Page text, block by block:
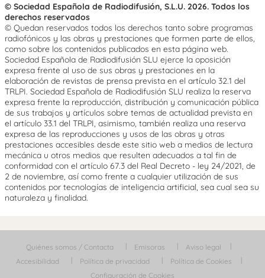
© Sociedad Española de Radiodifusión, S.L.U. 2026. Todos los
derechos reservados
© Quedan reservados todos los derechos tanto sobre programas
radiofónicos y las obras y prestaciones que formen parte de ellos,
como sobre los contenidos publicados en esta página web.
Sociedad Española de Radiodifusión SLU ejerce la oposición
expresa frente al uso de sus obras y prestaciones en la
elaboración de revistas de prensa prevista en el artículo 32.1 del
TRLPI. Sociedad Española de Radiodifusión SLU realiza la reserva
expresa frente la reproducción, distribución y comunicación pública
de sus trabajos y artículos sobre temas de actualidad prevista en
el artículo 33.1 del TRLPI, asimismo, también realiza una reserva
expresa de las reproducciones y usos de las obras y otras
prestaciones accesibles desde este sitio web a medios de lectura
mecánica u otros medios que resulten adecuados a tal fin de
conformidad con el artículo 67.3 del Real Decreto - ley 24/2021, de
2 de noviembre, así como frente a cualquier utilización de sus
contenidos por tecnologías de inteligencia artificial, sea cual sea su
naturaleza y finalidad.
Quiénes somos / Contacta Emisoras
Aviso legal
Accesibilidad
Política de privacidad
Política de Cookies
Configuración de Cookies